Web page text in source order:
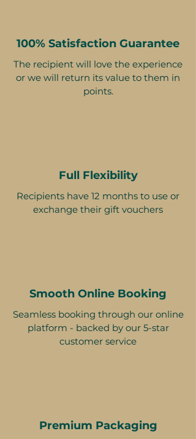
100% Satisfaction Guarantee
The recipient will love the experience
or we will return its value to them in
points.
Full Flexibility
Recipients have 12 months to use or
exchange their gift vouchers
Smooth Online Booking
Seamless booking through our online
platform - backed by our 5-star
customer service
Premium Packaging